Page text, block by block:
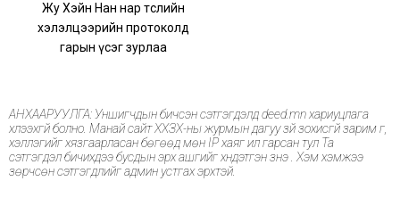
Жу Хэйн Нан нар төслийн
хэлэлцээрийн протоколд
гарын үсэг зурлаа
АНХААРУУЛГА: Уншигчдын бичсэн сэтгэгдэлд deed.mn хариуцлага
хүлээхгүй болно. Манай сайт ХХЗХ-ны журмын дагуу зүй зохисгүй зарим үг,
хэллэгийг хязгаарласан бөгөөд мөн IP хаяг ил гарсан тул Та
сэтгэгдэл бичихдээ бусдын эрх ашгийг хүндэтгэн үзнэ үү. Хэм хэмжээ
зөрчсөн сэтгэгдлийг админ устгах эрхтэй.